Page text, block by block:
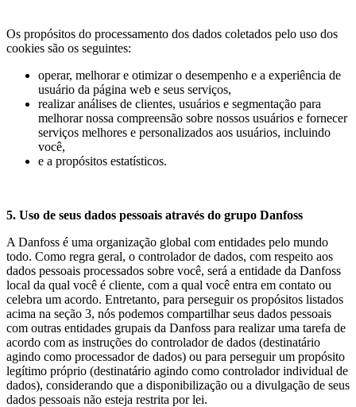
Os propósitos do processamento dos dados coletados pelo uso dos
cookies são os seguintes:
operar, melhorar e otimizar o desempenho e a experiência de
usuário da página web e seus serviços,
realizar análises de clientes, usuários e segmentação para
melhorar nossa compreensão sobre nossos usuários e fornecer
serviços melhores e personalizados aos usuários, incluindo
você,
e a propósitos estatísticos.
5. Uso de seus dados pessoais através do grupo Danfoss
A Danfoss é uma organização global com entidades pelo mundo
todo. Como regra geral, o controlador de dados, com respeito aos
dados pessoais processados sobre você, será a entidade da Danfoss
local da qual você é cliente, com a qual você entra em contato ou
celebra um acordo. Entretanto, para perseguir os propósitos listados
acima na seção 3, nós podemos compartilhar seus dados pessoais
com outras entidades grupais da Danfoss para realizar uma tarefa de
acordo com as instruções do controlador de dados (destinatário
agindo como processador de dados) ou para perseguir um propósito
legítimo próprio (destinatário agindo como controlador individual de
dados), considerando que a disponibilização ou a divulgação de seus
dados pessoais não esteja restrita por lei.